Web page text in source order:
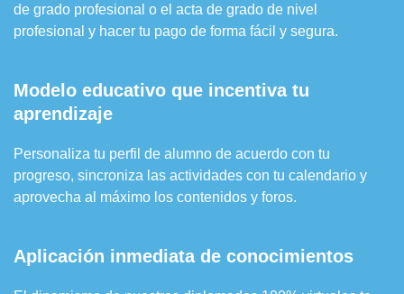
de grado profesional o el acta de grado de nivel
profesional y hacer tu pago de forma fácil y segura.
Modelo educativo que incentiva tu
aprendizaje
Personaliza tu perfil de alumno de acuerdo con tu
progreso, sincroniza las actividades con tu calendario y
aprovecha al máximo los contenidos y foros.
Aplicación inmediata de conocimientos